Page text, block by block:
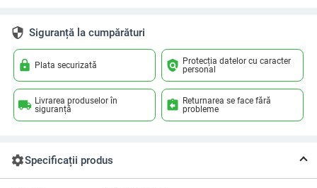
security Siguranță la cumpărături
lock Plata securizată policy Protecția datelor cu caracter
personal
local_shipping Livrarea produselor în
siguranță
assignment_return Returnarea se face fără
probleme
settingsSpecificații produs